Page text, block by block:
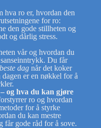
hva ro er, hvordan den
for ro:
den gode stillheten og
og dårlig stress.
vår og hvordan du
Du får
dag når det koker
er en nøkkel for å
og hva du kan gjøre
ro og hvordan
for å styrke
du kan mestre
får gode råd for å sove.